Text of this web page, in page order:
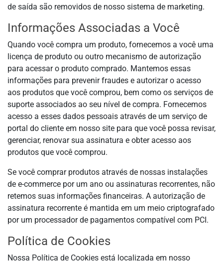
de saída são removidos de nosso sistema de marketing.
Informações Associadas a Você
Quando você compra um produto, fornecemos a você uma
licença de produto ou outro mecanismo de autorização
para acessar o produto comprado. Mantemos essas
informações para prevenir fraudes e autorizar o acesso
aos produtos que você comprou, bem como os serviços de
suporte associados ao seu nível de compra. Fornecemos
acesso a esses dados pessoais através de um serviço de
portal do cliente em nosso site para que você possa revisar,
gerenciar, renovar sua assinatura e obter acesso aos
produtos que você comprou.
Se você comprar produtos através de nossas instalações
de e-commerce por um ano ou assinaturas recorrentes, não
retemos suas informações financeiras. A autorização de
assinatura recorrente é mantida em um meio criptografado
por um processador de pagamentos compatível com PCI.
Política de Cookies
Nossa Política de Cookies está localizada em nosso